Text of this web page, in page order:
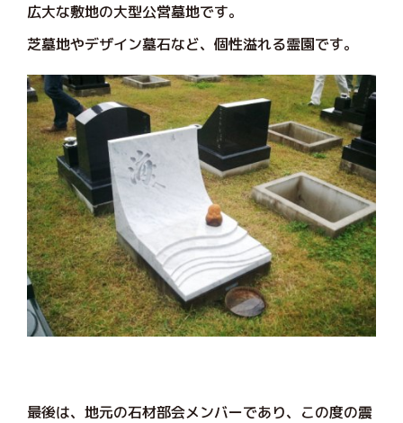
広大な敷地の大型公営墓地です。
芝墓地やデザイン墓石など、個性溢れる霊園です。
最後は、地元の石材部会メンバーであり、この度の震